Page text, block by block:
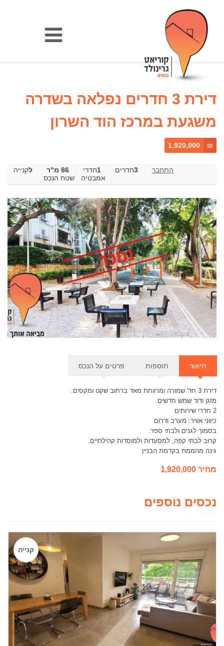
דירת 3 חדרים נפלאה בשדרה
משגעת במרכז הוד השרון
₪
1,920,000
קנייה
86 מ"ר
שטח הנכס
1‎חדרי
אמבטיה
3חדרים
תוספות
דירת 3 חד' שמורה ומרווחת מאד ברחוב שקט ומקסים.
מזגן ודוד שמש חדשים.
2 חדרי שירותים
כיווני אוויר: מערב ודרום
בסמוך לגנים ולבתי ספר.
קרוב לבתי קפה, למסעדות ולמוסדות קהילתיים.
גינה מהממת בקדמת הבניין
מחיר 1,920,000
נכסים נוספים
קנייה